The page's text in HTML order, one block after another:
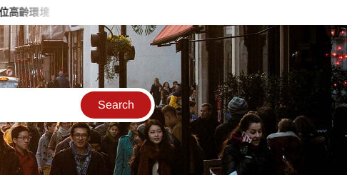
2026高齡健康產業博覽會登場 部立醫院聯展智慧長照成果